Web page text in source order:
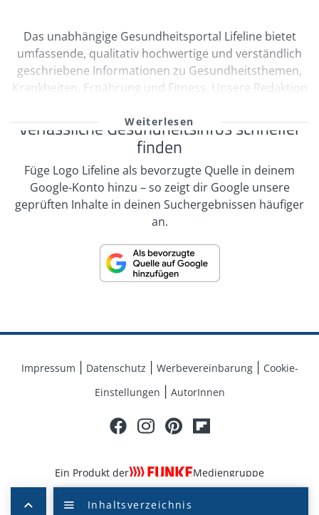
Das unabhängige Gesundheitsportal Lifeline bietet
umfassende, qualitativ hochwertige und verständlich
geschriebene Informationen zu Gesundheitsthemen,
Krankheiten, Ernährung und Fitness. Unsere Redaktion
kontinuierlichen Erstellung und Qualitätssicherung
unserer Inhalte unterstützt. Viele unserer
Informationen sind multimedial mit Videos und
informativen Bildergalerien aufbereitet. Zahlreiche
Selbsttests regen zur Interaktion an. In unserem
Expertenrat und Foren zu verschiedenen
Themenbereichen können die Nutzer von Lifeline mit
Experten Themen diskutieren oder sich auch mit
anderen Nutzern austauschen. Unsere Informationen
sollen keinesfalls als Ersatz für einen Arztbesuch
dienen daher nicht der eigenmächtigen
Diagnosestellung sowie Behandlung.
Verlässliche Gesundheitsinfos schneller
finden
Füge Logo Lifeline als bevorzugte Quelle in deinem
Google-Konto hinzu – so zeigt dir Google unsere
geprüften Inhalte in deinen Suchergebnissen häufiger
an.
Impressum Datenschutz Werbevereinbarung
Cookie-
Einstellungen
AutorInnen
Ein Produkt der
Mediengruppe
© 2026 FUNKE Mediengruppe